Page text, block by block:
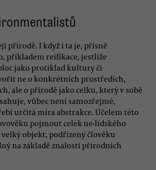
přírodě. I když i ta je, přísně
příkladem reifikace, jestliže
jako protiklad kultury či
ne o konkrétních prostředích,
ale o přírodě jako celku, který v sobě
vůbec není samozřejmé,
určitá míra abstrakce. Účelem této
pojmout celek ne-lidského
velký objekt, podřízený člověku
na základě znalosti přírodních